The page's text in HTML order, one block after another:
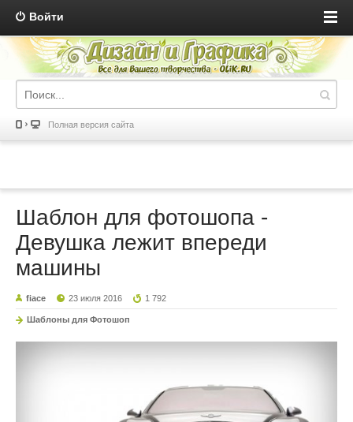
Войти
Полная версия сайта
Шаблон для фотошопа -
Девушка лежит впереди
машины
fiace 23 июля 2016 1 792
Шаблоны для Фотошоп